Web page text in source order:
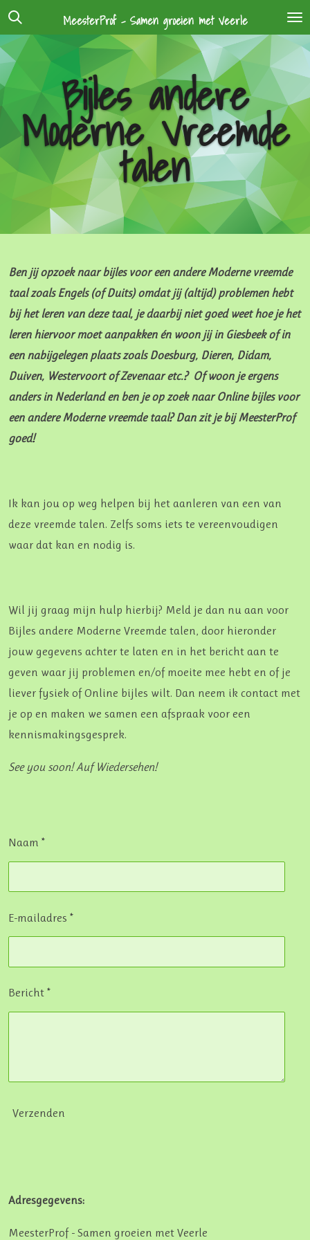
Ga
direct
naar
de
hoofdinhoud
MeesterProf - Samen groeien met Veerle
Bijles andere
Moderne Vreemde
talen
Ben jij opzoek naar bijles voor een andere Moderne vreemde
taal zoals Engels (of Duits) omdat jij (altijd) problemen hebt
bij het leren van deze taal, je daarbij niet goed weet hoe je het
leren hiervoor moet aanpakken én woon jij in Giesbeek of in
een nabijgelegen plaats zoals Doesburg, Dieren, Didam,
Duiven, Westervoort of Zevenaar etc.? Of woon je ergens
anders in Nederland en ben je op zoek naar Online bijles voor
een andere Moderne vreemde taal? Dan zit je bij MeesterProf
goed!
Ik kan jou op weg helpen bij het aanleren van een van
deze vreemde talen. Zelfs soms iets te vereenvoudigen
waar dat kan en nodig is.
Wil jij graag mijn hulp hierbij? Meld je dan nu aan voor
Bijles andere Moderne Vreemde talen, door hieronder
jouw gegevens achter te laten en in het bericht aan te
geven waar jij problemen en/of moeite mee hebt en of je
liever fysiek of Online bijles wilt. Dan neem ik contact met
je op en maken we samen een afspraak voor een
kennismakingsgesprek.
See you soon! Auf Wiedersehen!
Naam *
E-mailadres *
Bericht *
Verzenden
Adresgegevens:
MeesterProf - Samen groeien met Veerle